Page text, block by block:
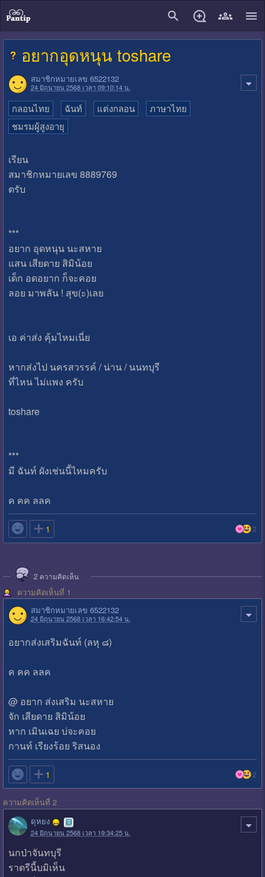
อยากอุดหนุน toshare
สมาชิกหมายเลข 6522132
24 มิถุนายน 2568 เวลา 09:10:14 น.
กลอนไทย ฉันท์ แต่งกลอน
ภาษาไทย
ชมรมผู้สูงอายุ
เรียน
สมาชิกหมายเลข 8889769
ตรับ
***
อยาก อุดหนุน นะสหาย
แสน เสียดาย สิมิน้อย
เด็ก อดอยาก ก็จะคอย
ลอย มาพลัน ! สุข(ะ)เลย
เอ ค่าส่ง คุ้มไหมเนี่ย
หากส่งไป นครสวรรค์ / น่าน / นนทบุรี
ที่ไหน ไม่แพง ครับ
toshare
***
มี ฉันท์ ผังเช่นนี้ไหมครับ
ค คค ลลค
 1 2
2 ความคิดเห็น
ความคิดเห็นที่ 1
สมาชิกหมายเลข 6522132
24 มิถุนายน 2568 เวลา 16:42:54 น.
อยากส่งเสริมฉันท์ (ลหุ ๘)
ค คค ลลค
@ อยาก ส่งเสริม นะสหาย
จัก เสียดาย สิมิน้อย
หาก เมินเฉย บ่จะคอย
กานท์ เรียงร้อย ริสนอง
 1 2
ความคิดเห็นที่ 2
ดุหยง
24 มิถุนายน 2568 เวลา 19:34:25 น.
นกป่าจันทบุรี
ราตรีนี้บมิเห็น
close